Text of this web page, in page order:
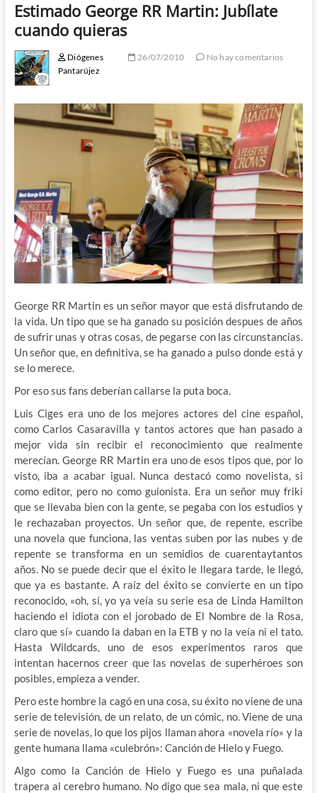
Estimado George RR Martin: Jubílate
cuando quieras
Diógenes
Pantarújez
26/07/2010 No hay comentarios
George RR Martin es un señor mayor que está disfrutando de
la vida. Un tipo que se ha ganado su posición despues de años
de sufrir unas y otras cosas, de pegarse con las circunstancias.
Un señor que, en definitiva, se ha ganado a pulso donde está y
se lo merece.
Por eso sus fans deberían callarse la puta boca.
Luis Ciges era uno de los mejores actores del cine español,
como Carlos Casaravilla y tantos actores que han pasado a
mejor vida sin recibir el reconocimiento que realmente
merecían. George RR Martin era uno de esos tipos que, por lo
visto, iba a acabar igual. Nunca destacó como novelista, si
como editor, pero no como guionista. Era un señor muy friki
que se llevaba bien con la gente, se pegaba con los estudios y
le rechazaban proyectos. Un señor que, de repente, escribe
una novela que funciona, las ventas suben por las nubes y de
repente se transforma en un semidios de cuarentaytantos
años. No se puede decir que el éxito le llegara tarde, le llegó,
que ya es bastante. A raíz del éxito se convierte en un tipo
reconocido, «oh, sí, yo ya veía su serie esa de Linda Hamilton
haciendo el idiota con el jorobado de El Nombre de la Rosa,
claro que sí» cuando la daban en la ETB y no la veía ni el tato.
Hasta Wildcards, uno de esos experimentos raros que
intentan hacernos creer que las novelas de superhéroes son
posibles, empieza a vender.
Pero este hombre la cagó en una cosa, su éxito no viene de una
serie de televisión, de un relato, de un cómic, no. Viene de una
serie de novelas, lo que los pijos llaman ahora «novela río» y la
gente humana llama «culebrón»: Canción de Hielo y Fuego.
Algo como la Canción de Hielo y Fuego es una puñalada
trapera al cerebro humano. No digo que sea mala, ni que este